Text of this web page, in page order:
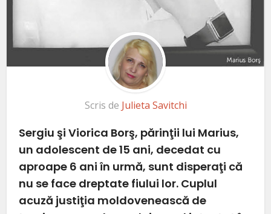
Scris de Julieta Savitchi
Sergiu şi Viorica Borş, părinţii lui Marius,
un adolescent de 15 ani, decedat cu
aproape 6 ani în urmă, sunt disperaţi că
nu se face dreptate fiului lor. Cuplul
acuză justiţia moldovenească de